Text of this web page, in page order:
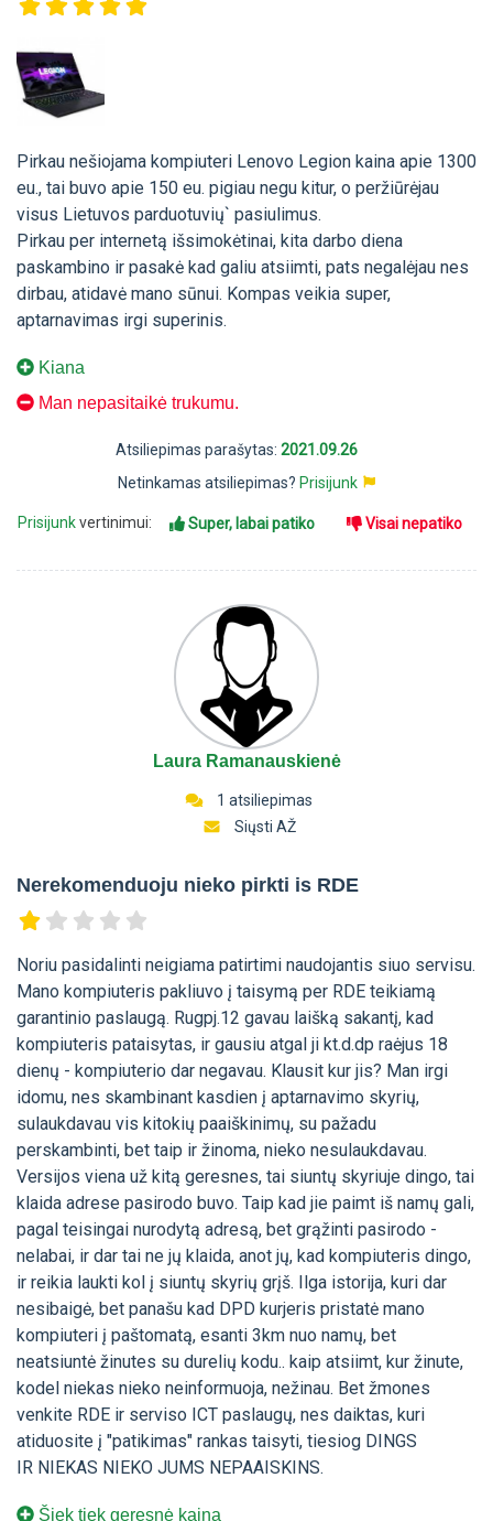
Pirkau nešiojama kompiuteri Lenovo Legion kaina apie 1300
eu., tai buvo apie 150 eu. pigiau negu kitur, o peržiūrėjau
visus Lietuvos parduotuvių` pasiulimus.
Pirkau per internetą išsimokėtinai, kita darbo diena
paskambino ir pasakė kad galiu atsiimti, pats negalėjau nes
dirbau, atidavė mano sūnui. Kompas veikia super,
aptarnavimas irgi superinis.
Kiana
Man nepasitaikė trukumu.
Atsiliepimas parašytas: 2021.09.26
Netinkamas atsiliepimas? Prisijunk
Prisijunkvertinimui: Super, labai patiko Visai nepatiko
Laura Ramanauskienė
1 atsiliepimas
Siųsti AŽ
Nerekomenduoju nieko pirkti is RDE
Noriu pasidalinti neigiama patirtimi naudojantis siuo servisu.
Mano kompiuteris pakliuvo į taisymą per RDE teikiamą
garantinio paslaugą. Rugpj.12 gavau laišką sakantį, kad
kompiuteris pataisytas, ir gausiu atgal ji kt.d.dp raėjus 18
dienų - kompiuterio dar negavau. Klausit kur jis? Man irgi
idomu, nes skambinant kasdien į aptarnavimo skyrių,
sulaukdavau vis kitokių paaiškinimų, su pažadu
perskambinti, bet taip ir žinoma, nieko nesulaukdavau.
Versijos viena už kitą geresnes, tai siuntų skyriuje dingo, tai
klaida adrese pasirodo buvo. Taip kad jie paimt iš namų gali,
pagal teisingai nurodytą adresą, bet grąžinti pasirodo -
nelabai, ir dar tai ne jų klaida, anot jų, kad kompiuteris dingo,
ir reikia laukti kol į siuntų skyrių grįš. Ilga istorija, kuri dar
nesibaigė, bet panašu kad DPD kurjeris pristatė mano
kompiuteri į paštomatą, esanti 3km nuo namų, bet
neatsiuntė žinutes su durelių kodu.. kaip atsiimt, kur žinute,
kodel niekas nieko neinformuoja, nežinau. Bet žmones
venkite RDE ir serviso ICT paslaugų, nes daiktas, kuri
atiduosite į "patikimas" rankas taisyti, tiesiog DINGS
IR NIEKAS NIEKO JUMS NEPAAISKINS.
Šiek tiek geresnė kaina